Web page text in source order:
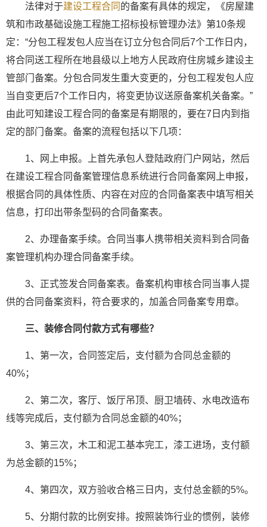
法律对于建设工程合同 的备案有具体的规定，《房屋建
筑和市政基础设施工程施工招标投标管理办法》第10条规
定：“分包工程发包人应当在订立分包合同后7个工作日内，
将合同送工程所在地县级以上地方人民政府住房城乡建设主
管部门备案。分包合同发生重大变更的，分包工程发包人应
当自变更后7个工作日内，将变更协议送原备案机关备案。”
由此可知建设工程合同的备案是有期限的，要在7日内到指
定的部门备案。备案的流程包括以下几项：
1、网上申报。上首先承包人登陆政府门户网站，然后
在建设工程合同备案管理信息系统进行合同备案网上申报，
根据合同的具体性质、内容在对应的合同备案表中填写相关
信息，打印出带条型码的合同备案表。
2、办理备案手续。合同当事人携带相关资料到合同备
案管理机构办理合同备案手续。
3、正式签发合同备案表。备案机构审核合同当事人提
供的合同备案资料，符合要求的，加盖合同备案专用章。
三、装修合同付款方式有哪些？
1、第一次，合同签定后，支付额为合同总金额的
40%；
2、第二次，客厅、饭厅吊顶、厨卫墙砖、水电改造布
线等完成后，支付额为合同总金额的40%；
3、第三次，木工和泥工基本完工，漆工进场，支付额
为总金额的15%；
4、第四次，双方验收合格三日内，支付总金额的5%。
5、分期付款的比例安排。按照装饰行业的惯例，装修